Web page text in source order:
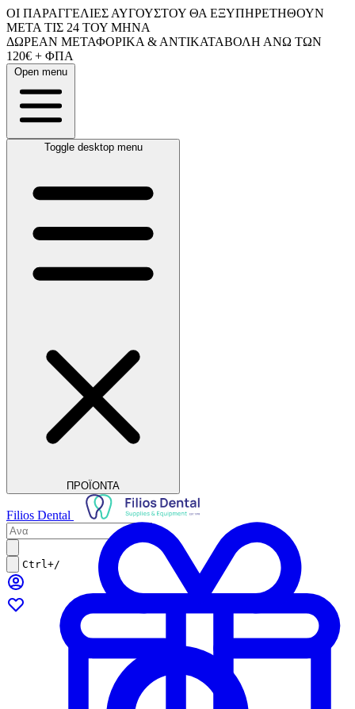
ΟΙ ΠΑΡΑΓΓΕΛΙΕΣ ΑΥΓΟΥΣΤΟΥ ΘΑ ΕΞΥΠΗΡΕΤΗΘΟΥΝ
ΜΕΤΑ ΤΙΣ 24 ΤΟΥ ΜΗΝΑ
ΔΩΡΕΑΝ ΜΕΤΑΦΟΡΙΚΑ & ΑΝΤΙΚΑΤΑΒΟΛΗ ΑΝΩ ΤΩΝ
120€ + ΦΠΑ
Open menu
Toggle desktop menu
ΠΡΟΪΟΝΤΑ
Filios Dental
Ctrl+/